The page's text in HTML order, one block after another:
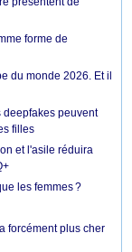
forme de
du monde 2026. Et il
deepfakes peuvent
filles
et l'asile réduira
les femmes ?
forcément plus cher